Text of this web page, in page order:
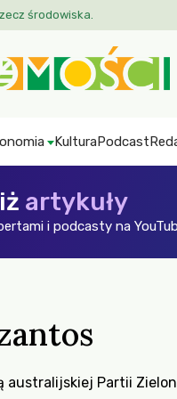
środowiska.
KulturaPodcast
artykuły
i podcasty na
australijskiej Partii